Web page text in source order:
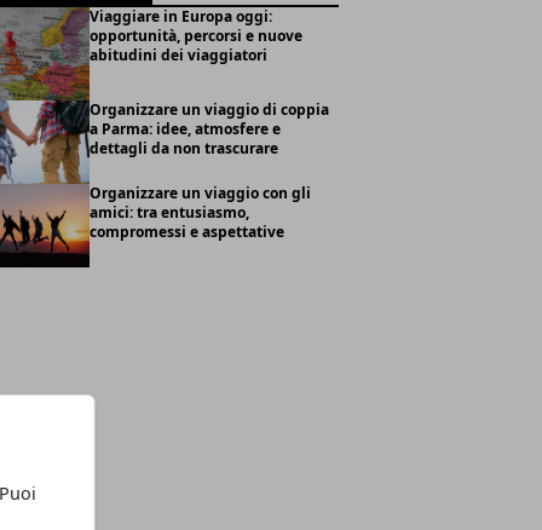
Viaggiare in Europa oggi:
opportunità, percorsi e nuove
abitudini dei viaggiatori
Organizzare un viaggio di coppia
a Parma: idee, atmosfere e
dettagli da non trascurare
Organizzare un viaggio con gli
amici: tra entusiasmo,
compromessi e aspettative